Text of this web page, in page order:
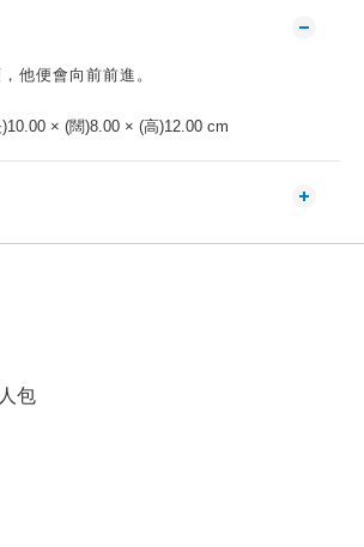
他便會向前前進。
× (闊)8.00 × (高)12.00 cm
包